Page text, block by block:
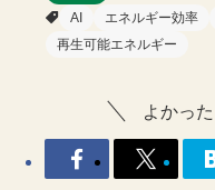
AI
エネルギー効率
再生可能エネルギー
よかっ